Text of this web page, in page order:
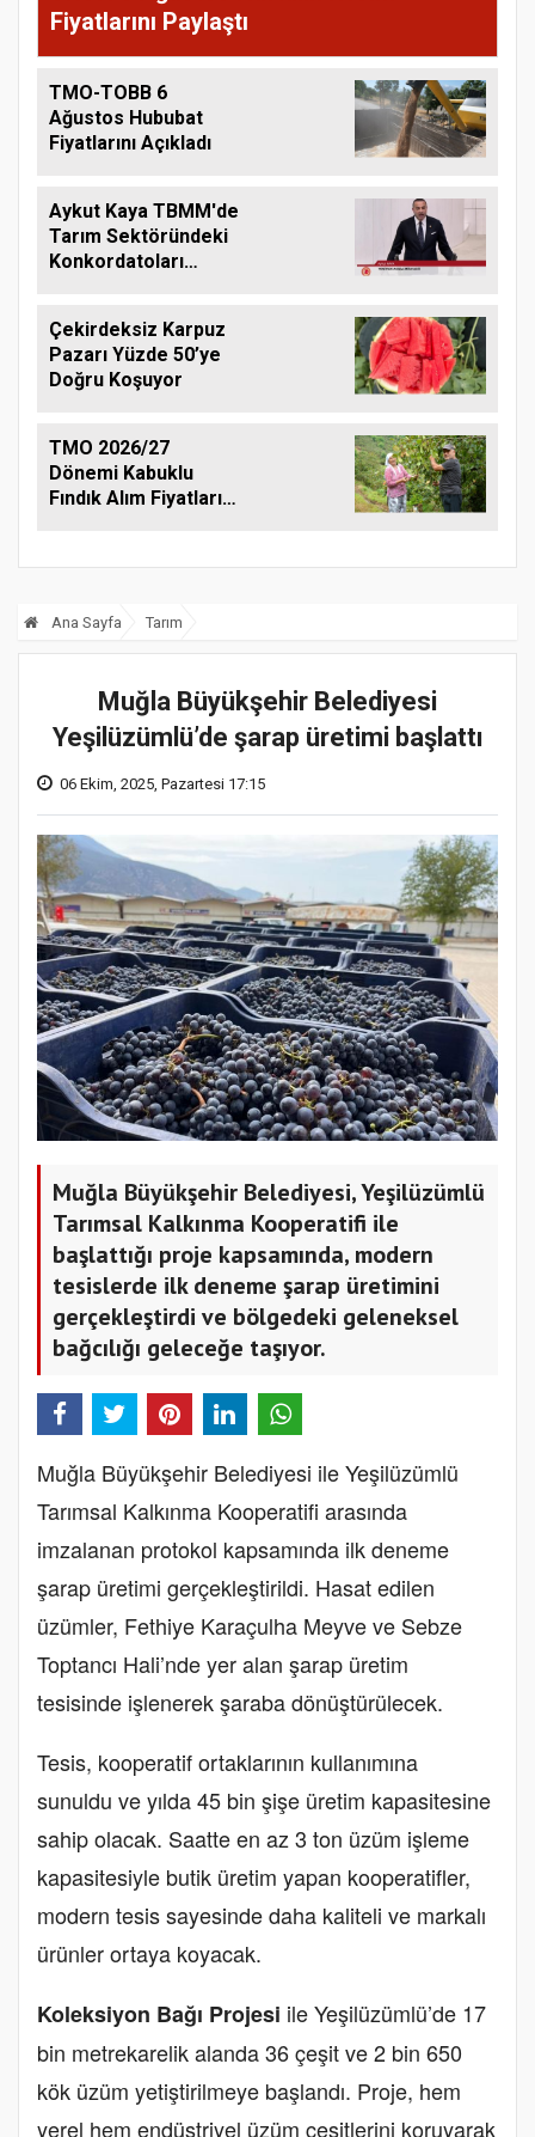
Fiyatlarını Paylaştı
TMO-TOBB 6
Ağustos Hububat
Fiyatlarını Açıkladı
Aykut Kaya TBMM'de
Tarım Sektöründeki
Konkordatoları
Çekirdeksiz Karpuz
Pazarı Yüzde 50’ye
Doğru Koşuyor
TMO 2026/27
Dönemi Kabuklu
Fındık Alım Fiyatlarını
Ana Sayfa Tarım
Muğla Büyükşehir Belediyesi
Yeşilüzümlü’de şarap üretimi başlattı
06 Ekim, 2025, Pazartesi 17:15
Muğla Büyükşehir Belediyesi, Yeşilüzümlü
Tarımsal Kalkınma Kooperatifi ile
başlattığı proje kapsamında, modern
tesislerde ilk deneme şarap üretimini
gerçekleştirdi ve bölgedeki geleneksel
bağcılığı geleceğe taşıyor.
Muğla Büyükşehir Belediyesi ile Yeşilüzümlü
Tarımsal Kalkınma Kooperatifi arasında
imzalanan protokol kapsamında ilk deneme
şarap üretimi gerçekleştirildi. Hasat edilen
üzümler, Fethiye Karaçulha Meyve ve Sebze
Toptancı Hali’nde yer alan şarap üretim
tesisinde işlenerek şaraba dönüştürülecek.
Tesis, kooperatif ortaklarının kullanımına
sunuldu ve yılda 45 bin şişe üretim kapasitesine
sahip olacak. Saatte en az 3 ton üzüm işleme
kapasitesiyle butik üretim yapan kooperatifler,
modern tesis sayesinde daha kaliteli ve markalı
ürünler ortaya koyacak.
Koleksiyon Bağı Projesi ile Yeşilüzümlü’de 17
bin metrekarelik alanda 36 çeşit ve 2 bin 650
kök üzüm yetiştirilmeye başlandı. Proje, hem
yerel hem endüstriyel üzüm çeşitlerini koruyarak